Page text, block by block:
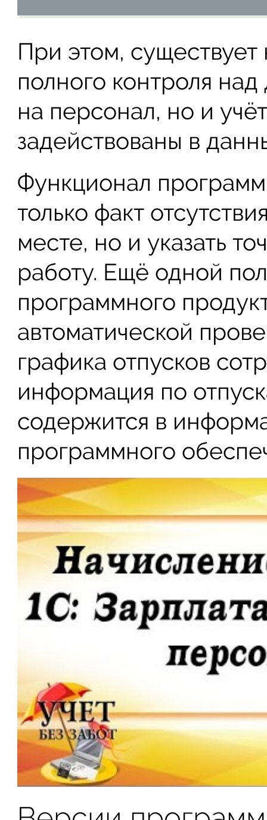
При этом, существует
полного контроля
на персонал, но и
задействованы в
Функционал
только факт
месте, но и указать
работу. Ещё одной
программного
автоматической
графика отпусков
информация по
содержится в
программного